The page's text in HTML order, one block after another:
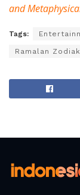
and
Tags:
Ramalan